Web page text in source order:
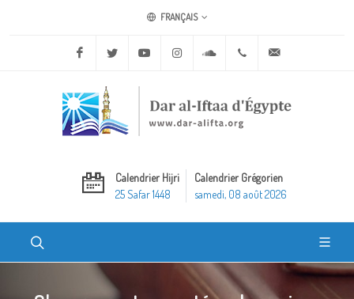
FRANÇAIS
Facebook Twitter Youtube Instagram Soundcloud+20 2 25970400
Calendrier Hijri
25 Safar 1448
Calendrier Grégorien
samedi, 08 août 2026